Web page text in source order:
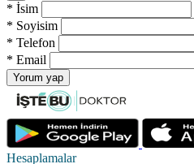
* İsim
* Soyisim
* Telefon
* Email
Yorum yap
Hesaplamalar